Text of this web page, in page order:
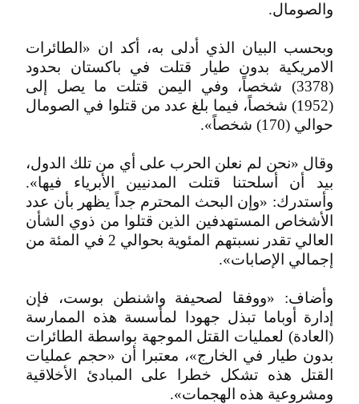
والصومال.
وبحسب البيان الذي أدلى به، أكد ان «الطائرات
الامريكية بدون طيار قتلت في باكستان بحدود
(3378) شخصاً، وفي اليمن قتلت ما يصل إلى
(1952) شخصاً، فيما بلغ عدد من قتلوا في الصومال
حوالي (170) شخصاً».
وقال «نحن لم نعلن الحرب على أي من تلك الدول،
بيد أن أسلحتنا قتلت المدنيين الأبرياء فيها».
وأستدرك: «وإن البحث المحترم جداً يظهر بأن عدد
الأشخاص المستهدفين الذين قتلوا من ذوي الشأن
العالي تقدر نسبتهم المئوية بحوالي 2 في المئة من
إجمالي الإصابات».
وأضاف: «ووفقا لصحيفة واشنطن بوست، فإن
إدارة أوباما تبذل جهودا لمأسسة هذه الممارسة
(العادة) لعمليات القتل الموجهة بواسطة الطائرات
بدون طيار في الخارج»، معتبرا أن «حجم عمليات
القتل هذه تشكل خطرا على المبادئ الأخلاقية
ومشروعية هذه الهجمات».